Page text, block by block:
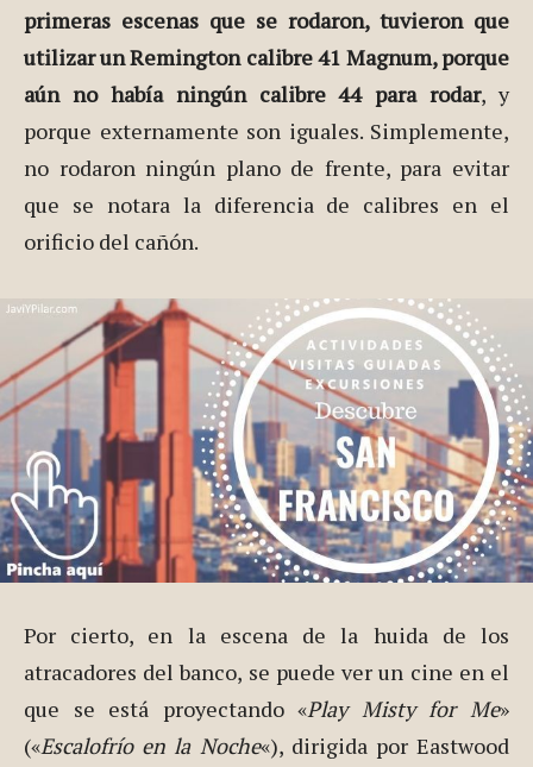
primeras escenas que se rodaron, tuvieron que
utilizar un Remington calibre 41 Magnum, porque
aún no había ningún calibre 44 para rodar, y
porque externamente son iguales. Simplemente,
no rodaron ningún plano de frente, para evitar
que se notara la diferencia de calibres en el
orificio del cañón.
Por cierto, en la escena de la huida de los
atracadores del banco, se puede ver un cine en el
que se está proyectando «Play Misty for Me»
(«Escalofrío en la Noche«), dirigida por Eastwood